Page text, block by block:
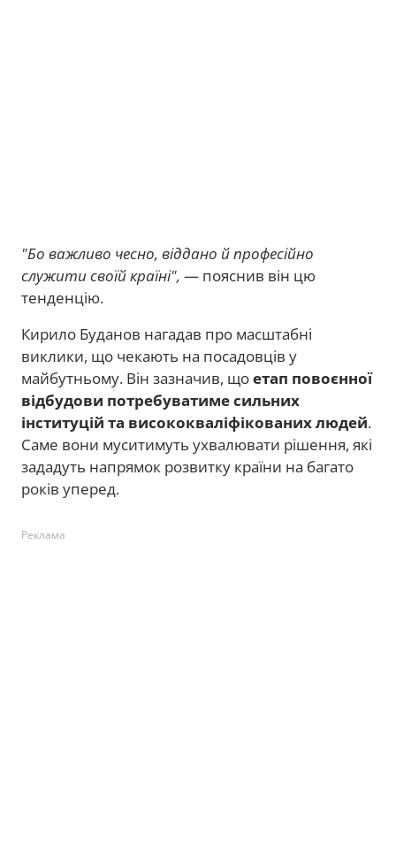
"Бо важливо чесно, віддано й професійно
служити своїй країні", — пояснив він цю
тенденцію.
Кирило Буданов нагадав про масштабні
виклики, що чекають на посадовців у
майбутньому. Він зазначив, щоетап повоєнної
відбудови потребуватиме сильних
інституцій та висококваліфікованих людей.
Саме вони муситимуть ухвалювати рішення, які
зададуть напрямок розвитку країни на багато
років уперед.
Реклама